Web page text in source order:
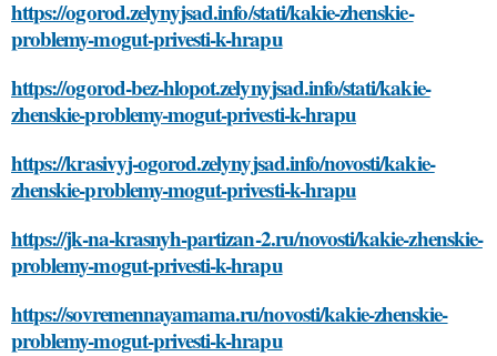
https://ogorod.zelynyjsad.info/stati/kakie-zhenskie-
problemy-mogut-privesti-k-hrapu
https://ogorod-bez-hlopot.zelynyjsad.info/stati/kakie-
zhenskie-problemy-mogut-privesti-k-hrapu
https://krasivyj-ogorod.zelynyjsad.info/novosti/kakie-
zhenskie-problemy-mogut-privesti-k-hrapu
https://jk-na-krasnyh-partizan-2.ru/novosti/kakie-zhenskie-
problemy-mogut-privesti-k-hrapu
https://sovremennayamama.ru/novosti/kakie-zhenskie-
problemy-mogut-privesti-k-hrapu